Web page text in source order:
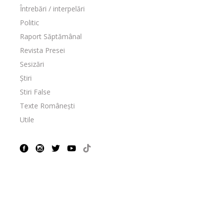
Întrebări / interpelări
Politic
Raport Săptămânal
Revista Presei
Sesizări
Știri
Stiri False
Texte Românești
Utile